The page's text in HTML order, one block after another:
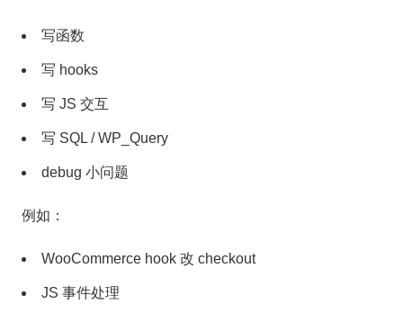
写函数
写 hooks
写 JS 交互
写 SQL / WP_Query
debug 小问题
例如：
WooCommerce hook 改 checkout
JS 事件处理